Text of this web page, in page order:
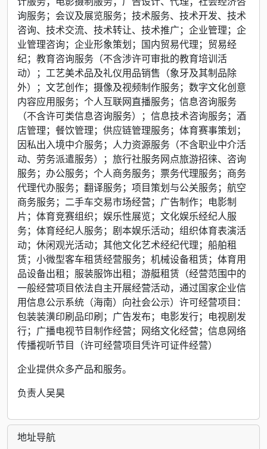
询服务；会议及展览服务；技术服务、技术开发、技术
咨询、技术交流、技术转让、技术推广；企业管理；企
业管理咨询；企业形象策划；国内贸易代理；贸易经
纪；教育咨询服务（不含涉许可审批的教育培训活
动）；工艺美术品及礼仪用品销售（象牙及其制品除
外）；文艺创作；摄像及视频制作服务；数字文化创意
内容应用服务；个人互联网直播服务；信息咨询服务
（不含许可类信息咨询服务）；信息技术咨询服务；酒
店管理；餐饮管理；供应链管理服务；体育赛事策划；
因私出入境中介服务；人力资源服务（不含职业中介活
动、劳务派遣服务）；旅行社服务网点旅游招徕、咨询
服务；办公服务；个人商务服务；票务代理服务；商务
代理代办服务；翻译服务；项目策划与公关服务；航空
商务服务；二手车交易市场经营；广告制作；电影制
片；体育竞赛组织；娱乐性展览；文化娱乐经纪人服
务；体育经纪人服务；剧本娱乐活动；组织体育表演活
动；休闲观光活动；其他文化艺术经纪代理；船舶租
赁；小微型客车租赁经营服务；机械设备租赁；体育用
品设备出租；服装服饰出租；游艇租赁（经营范围中的
一般经营项目依法自主开展经营活动，通过国家企业信
用信息公示系统（海南）向社会公示）许可经营项目：
包装装潢印刷品印刷；广告发布；电影发行；电视剧发
行；广播电视节目制作经营；网络文化经营；信息网络
传播视听节目（许可经营项目凭许可证件经营）
企业提供众多产品和服务。
负责人吴昊
地址导航